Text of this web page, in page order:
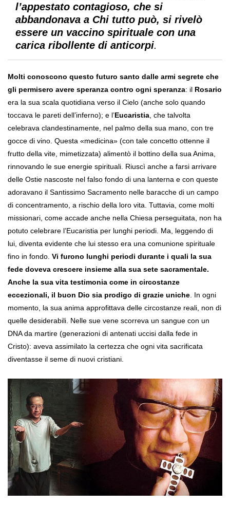
l’appestato contagioso, che si
abbandonava a Chi tutto può, si rivelò
essere un vaccino spirituale con una
carica ribollente di anticorpi.
Molti conoscono questo futuro santo dalle armi segrete che
gli permisero avere speranza contro ogni speranza: il Rosario
era la sua scala quotidiana verso il Cielo (anche solo quando
toccava le pareti dell’inferno); e l’Eucaristia , che talvolta
celebrava clandestinamente, nel palmo della sua mano, con tre
gocce di vino. Questa «medicina» (con tale concetto ottenne il
frutto della vite, mimetizzata) alimentò il bottino della sua Anima,
rinnovando le sue energie spirituali. Riuscì anche a farsi arrivare
delle Ostie nascoste nel falso fondo di una lanterna e con queste
adoravano il Santissimo Sacramento nelle baracche di un campo
di concentramento, a rischio della loro vita. Tuttavia, come molti
missionari, come accade anche nella Chiesa perseguitata, non ha
potuto celebrare l’Eucaristia per lunghi periodi. Ma, leggendo di
lui, diventa evidente che lui stesso era una comunione spirituale
fino in fondo. Vi furono lunghi periodi durante i quali la sua
fede doveva crescere insieme alla sua sete sacramentale.
Anche la sua vita testimonia come in circostanze
eccezionali, il buon Dio sia prodigo di grazie uniche . In ogni
momento, la sua anima approfittava delle circostanze reali, non di
quelle desiderabili. Nelle sue vene scorreva un sangue con un
DNA da martire (generazioni di antenati uccisi dalla fede in
Cristo): aveva assimilato la certezza che ogni vita sacrificata
diventasse il seme di nuovi cristiani.